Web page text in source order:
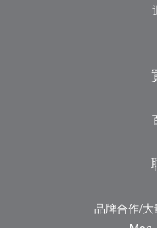
品牌合作/